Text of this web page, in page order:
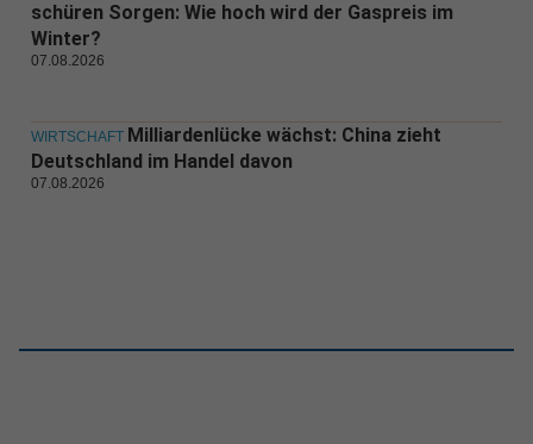
schüren Sorgen: Wie hoch wird der Gaspreis im
Winter?
07.08.2026
WIRTSCHAFT Milliardenlücke wächst: China zieht
Deutschland im Handel davon
07.08.2026